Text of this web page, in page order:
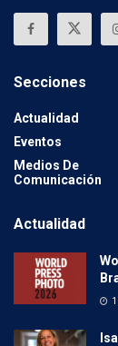
Secciones
Actualidad
Eventos
Medios De
Comunicación
Actualidad